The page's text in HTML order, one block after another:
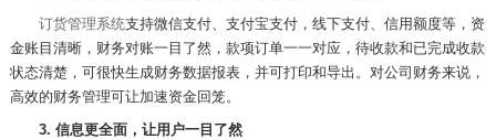
订货管理系统支持微信支付、支付宝支付，线下支付、信用额度等，资
金账目清晰，财务对账一目了然，款项订单一一对应，待收款和已完成收款
状态清楚，可很快生成财务数据报表，并可打印和导出。对公司财务来说，
高效的财务管理可让加速资金回笼。
3. 信息更全面，让用户一目了然